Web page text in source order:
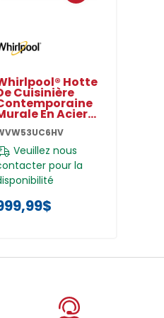
Hotte
Cuisinière
En Acier
Po
Veuillez nous
pour la